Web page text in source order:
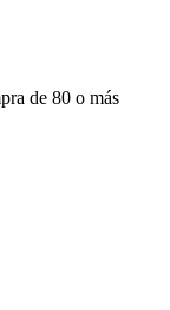
de 80 o más